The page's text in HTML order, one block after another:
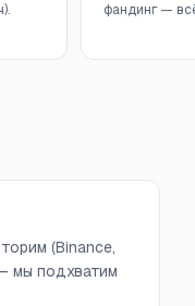
фандинг —
(Binance,
мы подхватим